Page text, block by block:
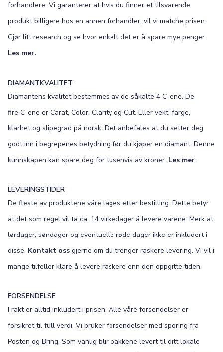
forhandlere. Vi garanterer at hvis du finner et tilsvarende
produkt billigere hos en annen forhandler, vil vi matche prisen.
Gjør litt research og se hvor enkelt det er å spare mye penger.
Les mer.
DIAMANTKVALITET
Diamantens kvalitet bestemmes av de såkalte 4 C-ene. De
fire C-ene er Carat, Color, Clarity og Cut. Eller vekt, farge,
klarhet og slipegrad på norsk. Det anbefales at du setter deg
godt inn i begrepenes betydning før du kjøper en diamant. Denne
kunnskapen kan spare deg for tusenvis av kroner. Les mer.
LEVERINGSTIDER
De fleste av produktene våre lages etter bestilling. Dette betyr
at det som regel vil ta ca. 14 virkedager å levere varene. Merk at
lørdager, søndager og eventuelle røde dager ikke er inkludert i
disse. Kontakt oss gjerne om du trenger raskere levering. Vi vil i
mange tilfeller klare å levere raskere enn den oppgitte tiden.
FORSENDELSE
Frakt er alltid inkludert i prisen. Alle våre forsendelser er
forsikret til full verdi. Vi bruker forsendelser med sporing fra
Posten og Bring. Som vanlig blir pakkene levert til ditt lokale